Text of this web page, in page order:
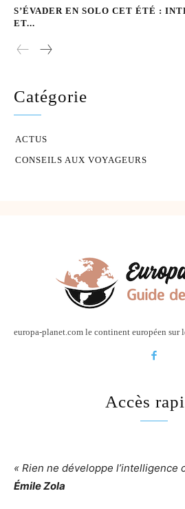
S’ÉVADER EN SOLO CET ÉTÉ :
ET...
Catégorie
ACTUS
CONSEILS AUX VOYAGEURS
europa-planet.com le continent européen sur
Accès
« Rien ne développe l’intelligence
Émile Zola